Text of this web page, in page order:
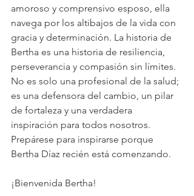
amoroso y comprensivo esposo, ella
navega por los altibajos de la vida con
gracia y determinación. La historia de
Bertha es una historia de resiliencia,
perseverancia y compasión sin límites.
No es solo una profesional de la salud;
es una defensora del cambio, un pilar
de fortaleza y una verdadera
inspiración para todos nosotros.
Prepárese para inspirarse porque
Bertha Díaz recién está comenzando.
¡Bienvenida Bertha!